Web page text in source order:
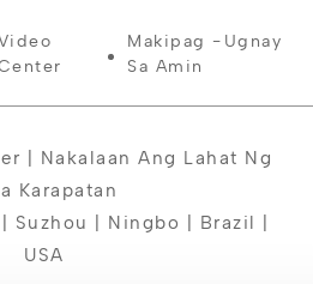
Makipag -ugnay
Sa Amin
| Nakalaan Ang Lahat Ng
Karapatan
Suzhou | Ningbo | Brazil |
USA